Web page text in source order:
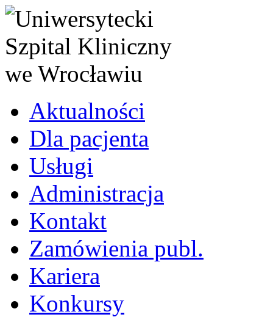
Aktualności
Dla pacjenta
Usługi
Administracja
Kontakt
Zamówienia publ.
Kariera
Konkursy